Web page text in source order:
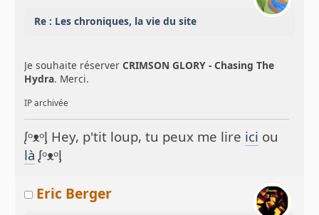
Re : Les chroniques, la vie du site
Je souhaite réserverCRIMSON GLORY - Chasing The
Hydra. Merci.
IP archivée
ᶘᵒᴥᵒᶅ Hey, p'tit loup, tu peux me lire ici ou
là ᶘᵒᴥᵒᶅ
Eric Berger